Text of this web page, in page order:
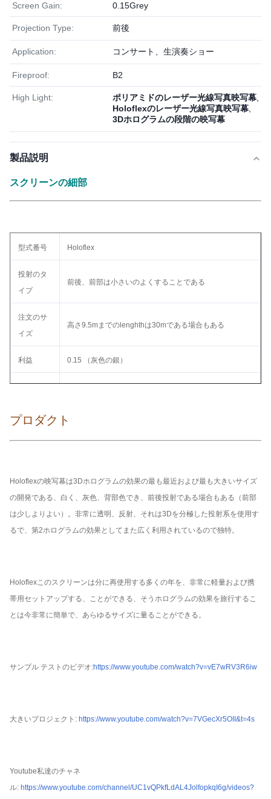
Screen Gain: 0.15Grey
Projection Type: 前後
Application: コンサート、生演奏ショー
Fireproof: B2
High Light: ポリアミドのレーザー光線写真映写幕
Holoflexのレーザー光線写真映写幕
3Dホログラムの段階の映写幕
製品説明
スクリーンの細部
型式番号 Holoflex
投射のタ
イプ
前後、前部は小さいのよくすることである
注文のサ
イズ
高さ9.5mまでのlenghthは30mである場合もある
利益 0.15 （灰色の銀）
材料
およそ重
アイレット/モーターを備えられたsytsmeが付いているち
ょうど生地/
色
白く、灰色および黒い
プロダクト
Holoflexの映写幕は3Dホログラムの効果の最も最近および最も大きいサイズ
の開発である、白く、灰色、背部色でき、前後投射である場合もある（前部
は少しよりよい）。非常に透明、反射、それは3Dを分極した投射系を使用す
るで、第2ホログラムの効果としてまた広く利用されているので独特。
Holoflexこのスクリーンは分に再使用する多くの年を、非常に軽量および携
帯用セットアップする、ことができる、そうホログラムの効果を旅行するこ
とは今非常に簡単で、あらゆるサイズに量ることができる。
サンプル テストのビデオ:https://www.youtube.com/watch?v=vE7wRV3R6iw
大きいプロジェクト: https://www.youtube.com/watch?v=7VGecXr5OII&t=4s
Youtube私達のチャネ
ル: https://www.youtube.com/channel/UC1vQPkfLdAL4JolfopkqI6g/videos?